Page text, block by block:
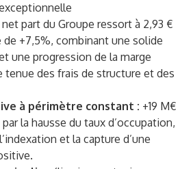
part du Groupe ressort à 2,93 €
de +7,5%, combinant une solide
une progression de la marge
tenue des frais de structure et des
à périmètre constant : +19 M€
la hausse du taux d’occupation,
et la capture d’une